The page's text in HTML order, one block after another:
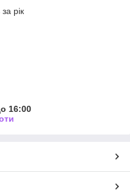
рік
16:00